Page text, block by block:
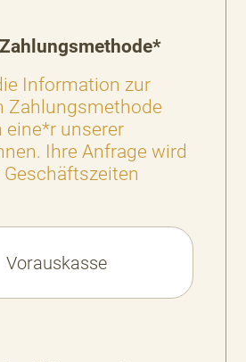
Information zur
Zahlungsmethode
eine*r unserer
Ihre Anfrage wird
Vorauskasse